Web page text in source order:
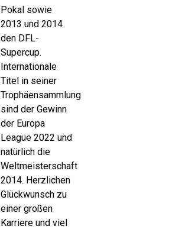
Pokal sowie
2013 und 2014
den DFL-
Supercup.
Internationale
Titel in seiner
Trophäensammlung
sind der Gewinn
der Europa
League 2022 und
natürlich die
Weltmeisterschaft
2014. Herzlichen
Glückwunsch zu
einer großen
Karriere und viel